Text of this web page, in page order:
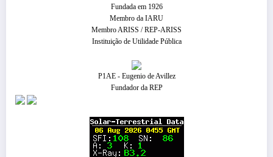
Fundada em 1926
Membro da IARU
Membro ARISS / REP-ARISS
Instituição de Utilidade Pública
P1AE - Eugenio de Avillez
Fundador da REP